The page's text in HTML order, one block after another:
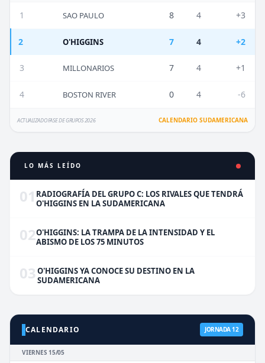
1 SAO PAULO 8 4 +3
2 O'HIGGINS 7 4 +2
3 MILLONARIOS 7 4 +1
4 BOSTON RIVER 0 4 -6
ACTUALIZADO FASE DE GRUPOS 2026 CALENDARIO SUDAMERICANA
LO MÁS LEÍDO
01 RADIOGRAFÍA DEL GRUPO C: LOS RIVALES QUE TENDRÁ
O'HIGGINS EN LA SUDAMERICANA
02O'HIGGINS: LA TRAMPA DE LA INTENSIDAD Y EL
ABISMO DE LOS 75 MINUTOS
03 O'HIGGINS YA CONOCE SU DESTINO EN LA
SUDAMERICANA
CALENDARIO JORNADA 12
VIERNES 15/05